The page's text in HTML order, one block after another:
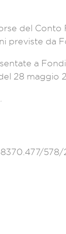
del Conto
previste da
a
28 maggio
578/